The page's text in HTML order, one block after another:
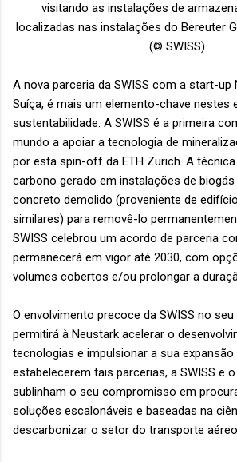
visitando as instalações de
localizadas nas instalações do Bereuter
(© SWISS)
A nova parceria da SWISS com a start-up
Suíça, é mais um elemento-chave nestes
sustentabilidade. A SWISS é a primeira
mundo a apoiar a tecnologia de
por esta spin-off da ETH Zurich. A
carbono gerado em instalações de
concreto demolido (proveniente de
similares) para removê-lo
SWISS celebrou um acordo de parceria
permanecerá em vigor até 2030, com
volumes cobertos e/ou prolongar a
O envolvimento precoce da SWISS no
permitirá à Neustark acelerar o
tecnologias e impulsionar a sua
estabelecerem tais parcerias, a SWISS e
sublinham o seu compromisso em
soluções escalonáveis ​​e baseadas na
descarbonizar o setor do transporte